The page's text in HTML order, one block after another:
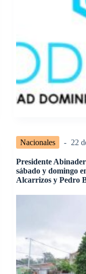
Nacionales 22
Presidente
sábado y domingo
Alcarrizos y Pedro